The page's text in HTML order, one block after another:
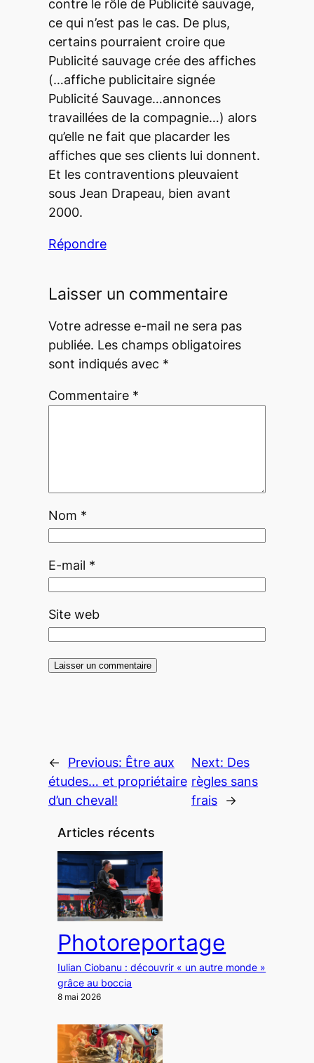
contre le rôle de Publicité sauvage,
ce qui n’est pas le cas. De plus,
certains pourraient croire que
Publicité sauvage crée des affiches
(…affiche publicitaire signée
Publicité Sauvage…annonces
travaillées de la compagnie…) alors
qu’elle ne fait que placarder les
affiches que ses clients lui donnent.
Et les contraventions pleuvaient
sous Jean Drapeau, bien avant
2000.
Répondre
Laisser un commentaire
Votre adresse e-mail ne sera pas
publiée. Les champs obligatoires
sont indiqués avec *
Commentaire *
Nom *
E-mail *
Site web
← Previous: Être aux
études… et propriétaire
d’un cheval!
Next: Des
règles sans
frais
→
Articles récents
Photoreportage
Iulian Ciobanu : découvrir « un autre monde »
grâce au boccia
8 mai 2026